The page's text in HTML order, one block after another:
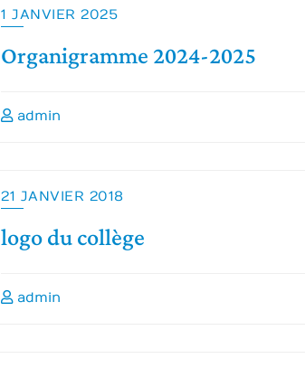
1 JANVIER 2025
Organigramme 2024-2025
admin
21 JANVIER 2018
logo du collège
admin